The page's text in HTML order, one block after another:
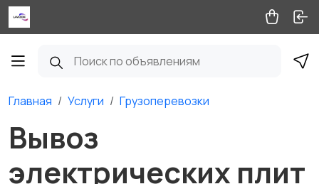
Главная Услуги Грузоперевозки
Вывоз
электрических плит